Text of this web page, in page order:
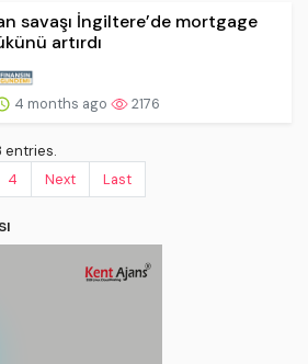
savaşı İngiltere’de mortgage
artırdı
4 months ago 2176
entries.
4 Next Last